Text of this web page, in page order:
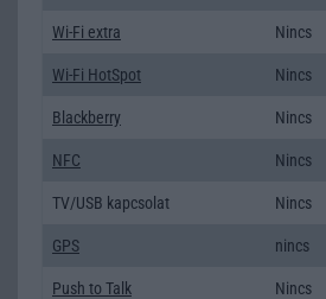
Wi-Fi extra Nincs
Wi-Fi HotSpot Nincs
Blackberry Nincs
NFC Nincs
TV/USB kapcsolat Nincs
GPS nincs
Push to Talk Nincs